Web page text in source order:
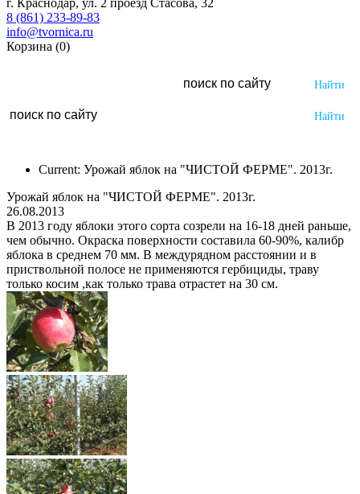
г. Краснодар, ул. 2 проезд Стасова, 32
8 (861) 233-89-83
info@tvornica.ru
Корзина (0)
Current: Урожай яблок на "ЧИСТОЙ ФЕРМЕ". 2013г.
Урожай яблок на "ЧИСТОЙ ФЕРМЕ". 2013г.
26.08.2013
В 2013 году яблоки этого сорта созрели на 16-18 дней раньше,
чем обычно. Окраска поверхности составила 60-90%, калибр
яблока в среднем 70 мм. В междурядном расстоянии и в
приствольной полосе не применяются гербициды, траву
только косим ,как только трава отрастет на 30 см.